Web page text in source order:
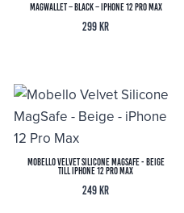
Magwallet – Black – iPhone 12 Pro Max
299 kr
Mobello Velvet Silicone MagSafe - Beige
till iPhone 12 Pro Max
249 kr